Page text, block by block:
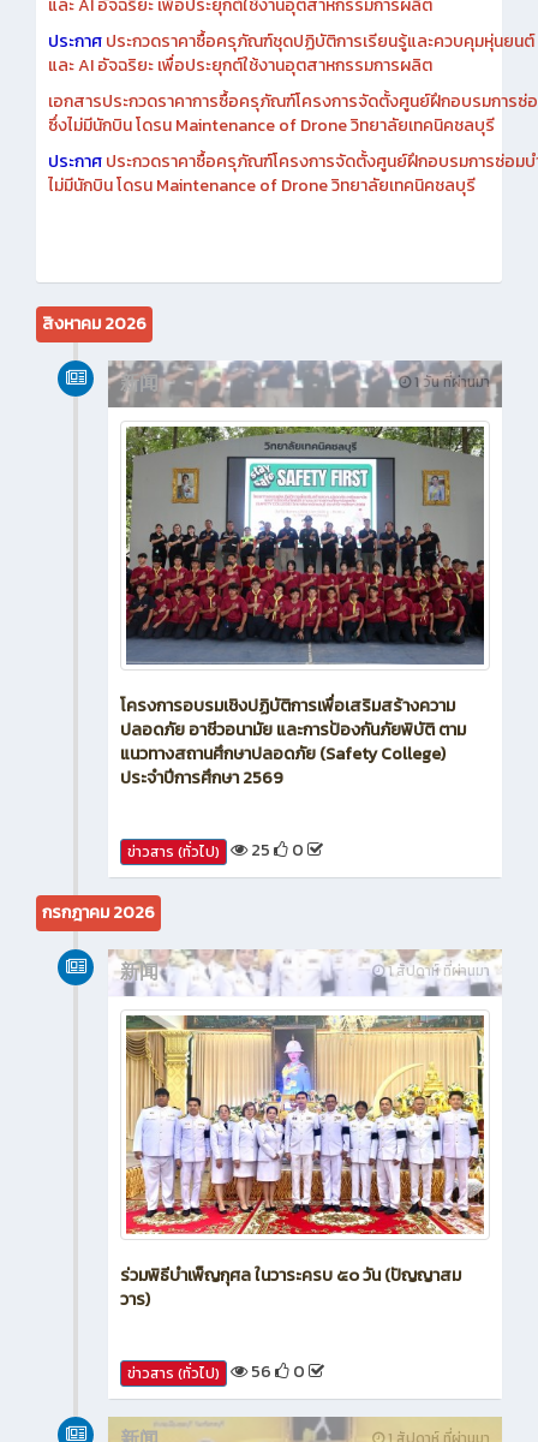
เอกสารประกวดราคาซื้อครุภัณฑ์ชุดปฏิบัติการเรียนรู้และควบคุมหุ่นยน
และ AI อัจฉริยะ เพื่อประยุกต์ใช้งานอุตสาหกรรมการผลิต
ประกาศประกวดราคาซื้อครุภัณฑ์ชุดปฏิบัติการเรียนรู้และควบคุมหุ่นยน
และ AI อัจฉริยะ เพื่อประยุกต์ใช้งานอุตสาหกรรมการผลิต
เอกสารประกวดราคาการซื้อครุภัณฑ์โครงการจัดตั้งศูนย์ฝึกอบรมการซ่
ซึ่งไม่มีนักบิน โดรน Maintenance of Drone วิทยาลัยเทคนิคชลบุรี
ประกาศประกวดราคาซื้อครุภัณฑ์โครงการจัดตั้งศูนย์ฝึกอบรมการซ่อมบ
สิงหาคม 2026
1 วัน ที่ผ่านมา
新闻
โครงการอบรมเชิงปฏิบัติการเพื่อเสริมสร้างความ
ปลอดภัย อาชีวอนามัย และการป้องกันภัยพิบัติ ตาม
แนวทางสถานศึกษาปลอดภัย (Safety College)
25 0
กรกฎาคม 2026
新闻
ร่วมพิธีบำเพ็ญกุศล ในวาระครบ ๕๐ วัน (ปัญญาสม
ข่าวสาร (ทั่วไป) 56 0